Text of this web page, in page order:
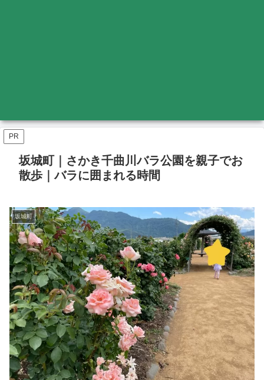
PR
坂城町｜さかき千曲川バラ公園を親子でお
散歩｜バラに囲まれる時間
坂城町